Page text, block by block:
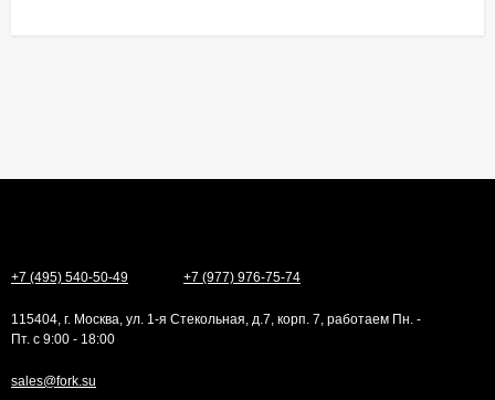
+7 (495) 540-50-49 +7 (977) 976-75-74
115404, г. Москва, ул. 1-я Стекольная, д.7, корп. 7, работаем Пн. -
Пт. с 9:00 - 18:00
sales@fork.su